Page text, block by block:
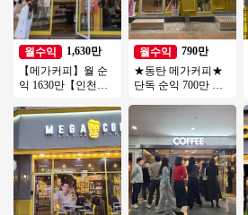
월수익
1,630만
【메가커피】월 순
익 1630만【인천】
는 커피창업 추천
월수익
790만
★동탄 메가커피★
단독 순익 700만 외
운영 추천 매장 소자
본창업